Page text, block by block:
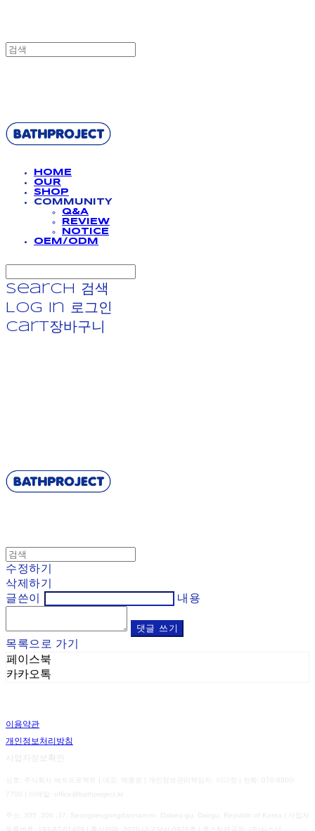
HOME
OUR
SHOP
COMMUNITY
Q&A
REVIEW
NOTICE
OEM/ODM
Search
검색
Log In
로그인
Cart장바구니
수정하기
삭제하기
글쓴이
내용
댓글 쓰기
목록으로 가기
페이스북
카카오톡
이용약관
개인정보처리방침
사업자정보확인
상호: 주식회사 배쓰프로젝트 | 대표: 박종원 | 개인정보관리책임자: 이다정 | 전화: 070-8800-
7700 | 이메일: office@bathproject.kr
주소: 305 ,306 ,37, Seongseogongdannam-ro, Dalseo-gu, Daegu, Republic of Korea | 사업자
193-87-01409 2020-대구달서-0928호 | 호스팅제공자: (주)식스샵